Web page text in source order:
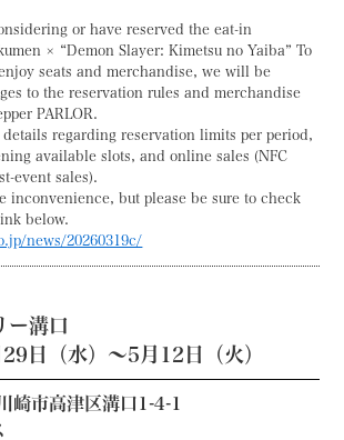
or have reserved the eat-in
× “Demon Slayer: Kimetsu no Yaiba” To
seats and merchandise, we will be
to the reservation rules and merchandise
PARLOR.
details regarding reservation limits per period,
available slots, and online sales (NFC
event sales).
inconvenience, but please be sure to check
below.
news/20260319c/
ー溝口
日（水）～5月12日（火）
崎市高津区溝口1-4-1